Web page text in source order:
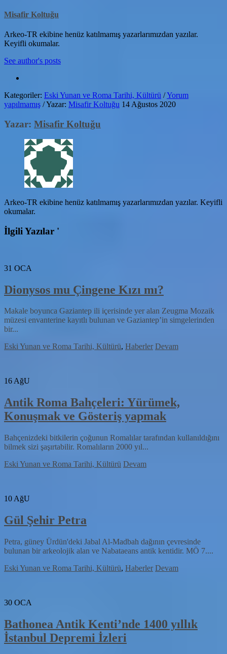
Misafir Koltuğu
Arkeo-TR ekibine henüz katılmamış yazarlarımızdan yazılar.
Keyifli okumalar.
See author's posts
Kategoriler: Eski Yunan ve Roma Tarihi, Kültürü /Yorum
yapılmamış /Yazar: Misafir Koltuğu 14 Ağustos 2020
Yazar: Misafir Koltuğu
Arkeo-TR ekibine henüz katılmamış yazarlarımızdan yazılar. Keyifli
okumalar.
İlgili Yazılar '
31 OCA
Dionysos mu Çingene Kızı mı?
Makale boyunca Gaziantep ili içerisinde yer alan Zeugma Mozaik
müzesi envanterine kayıtlı bulunan ve Gaziantep’in simgelerinden
bir...
Eski Yunan ve Roma Tarihi, Kültürü, Haberler Devam
16AğU
Antik Roma Bahçeleri: Yürümek,
Konuşmak ve Gösteriş yapmak
Bahçenizdeki bitkilerin çoğunun Romalılar tarafından kullanıldığını
bilmek sizi şaşırtabilir. Romalıların 2000 yıl...
Eski Yunan ve Roma Tarihi, Kültürü Devam
10 AğU
Gül Şehir Petra
Petra, güney Ürdün'deki Jabal Al-Madbah dağının çevresinde
bulunan bir arkeolojik alan ve Nabataeans antik kentidir. MÖ 7....
Eski Yunan ve Roma Tarihi, Kültürü, Haberler Devam
30 OCA
Bathonea Antik Kenti’nde 1400 yıllık
İstanbul Depremi İzleri